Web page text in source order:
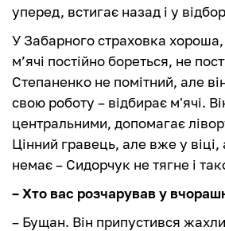
уперед, встигає назад і у
У Забарного страховка хороша,
м’ячі постійно бореться, не
Степаненко не помітний, але
свою роботу – відбирає м'ячі.
центральними, допомагає
Цінний гравець, але вже у віці,
немає – Сидорчук не тягне і
– Хто вас розчарував у
– Бущан. Він припустився